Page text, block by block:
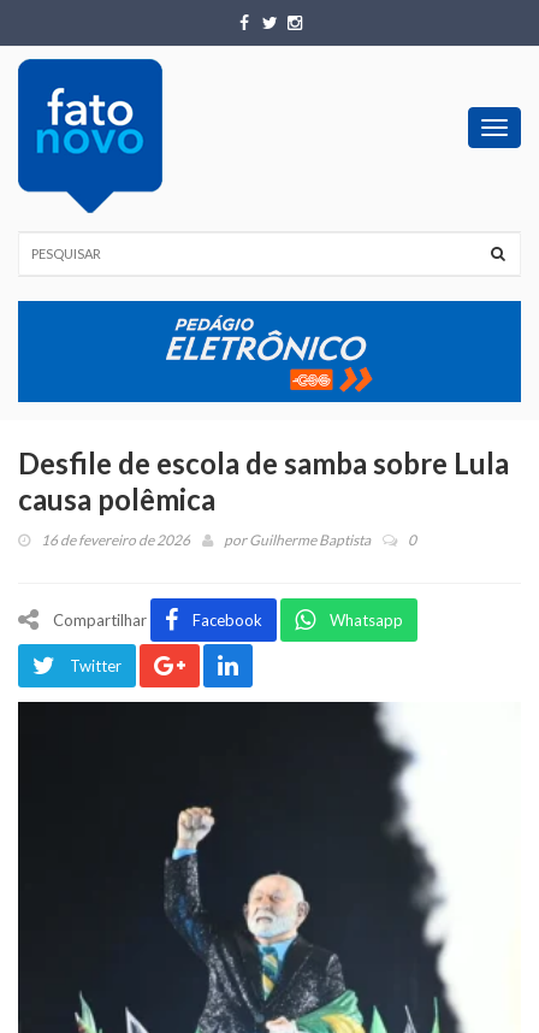
Desfile de escola de samba sobre Lula
causa polêmica
16 de fevereiro de 2026 porGuilherme Baptista 0
Compartilhar Facebook Whatsapp
Twitter